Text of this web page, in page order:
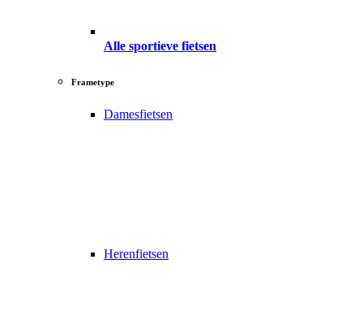
Alle sportieve fietsen
Frametype
Damesfietsen
Herenfietsen